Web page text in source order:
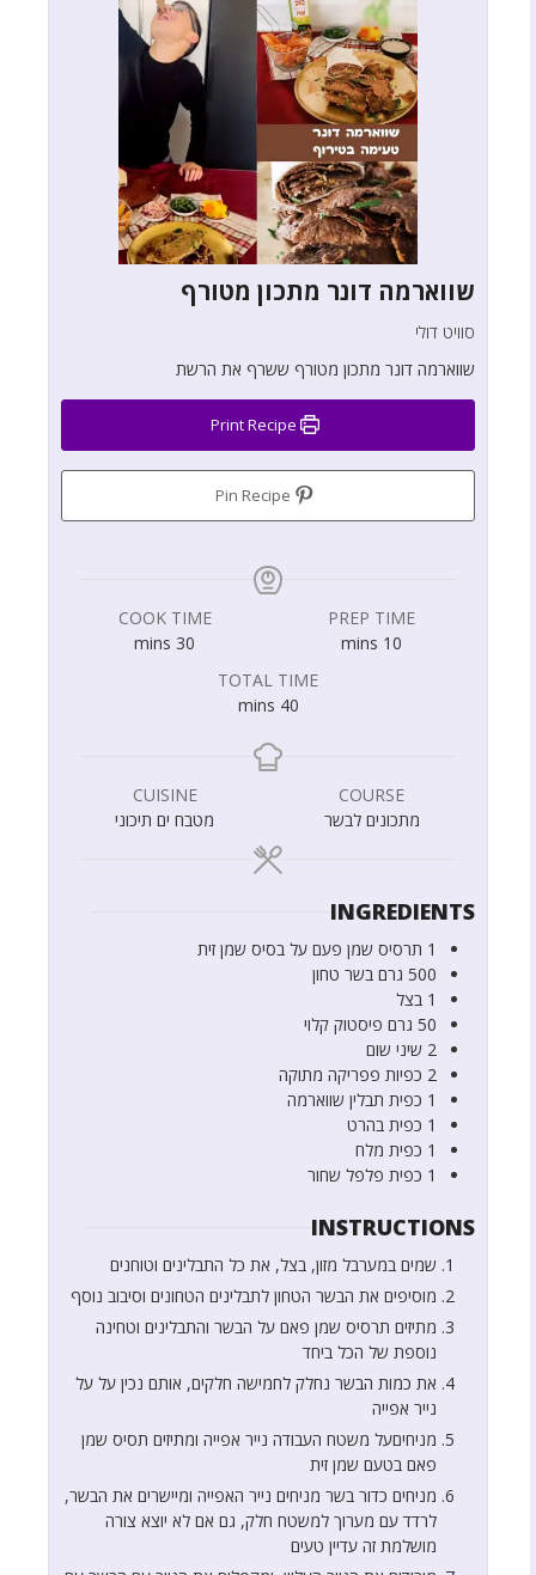
שווארמה דונר מתכון מטורף
סוויט דולי
שווארמה דונר מתכון מטורף ששרף את הרשת
PREP TIME
10
mins
COOK TIME
30
mins
TOTAL TIME
40
mins
COURSE
מתכונים לבשר
CUISINE
מטבח ים תיכוני
INGREDIENTS
1 תרסיס שמן פעם על בסיס שמן זית
500 גרם בשר טחון
1 בצל
50 גרם פיסטוק קלוי
2 שיני שום
2 כפיות פפריקה מתוקה
1 כפית תבלין שווארמה
1 כפית בהרט
1 כפית מלח
1 כפית פלפל שחור
INSTRUCTIONS
שמים במערבל מזון, בצל, את כל התבלינים וטוחנים
מוסיפים את הבשר הטחון לתבלינים הטחונים וסיבוב נוסף
מתיזים תרסיס שמן פאם על הבשר והתבלינים וטחינה
נוספת של הכל ביחד
את כמות הבשר נחלק לחמישה חלקים, אותם נכין על על
נייר אפייה
מניחיםעל משטח העבודה נייר אפייה ומתיזים תסיס שמן
פאם בטעם שמן זית
מניחים כדור בשר מניחים נייר האפייה ומיישרים את הבשר,
לרדד עם מערוך למשטח חלק, גם אם לא יוצא צורה
מושלמת זה עדיין טעים